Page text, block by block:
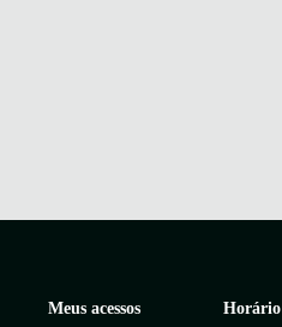
Meus acessos
Horário